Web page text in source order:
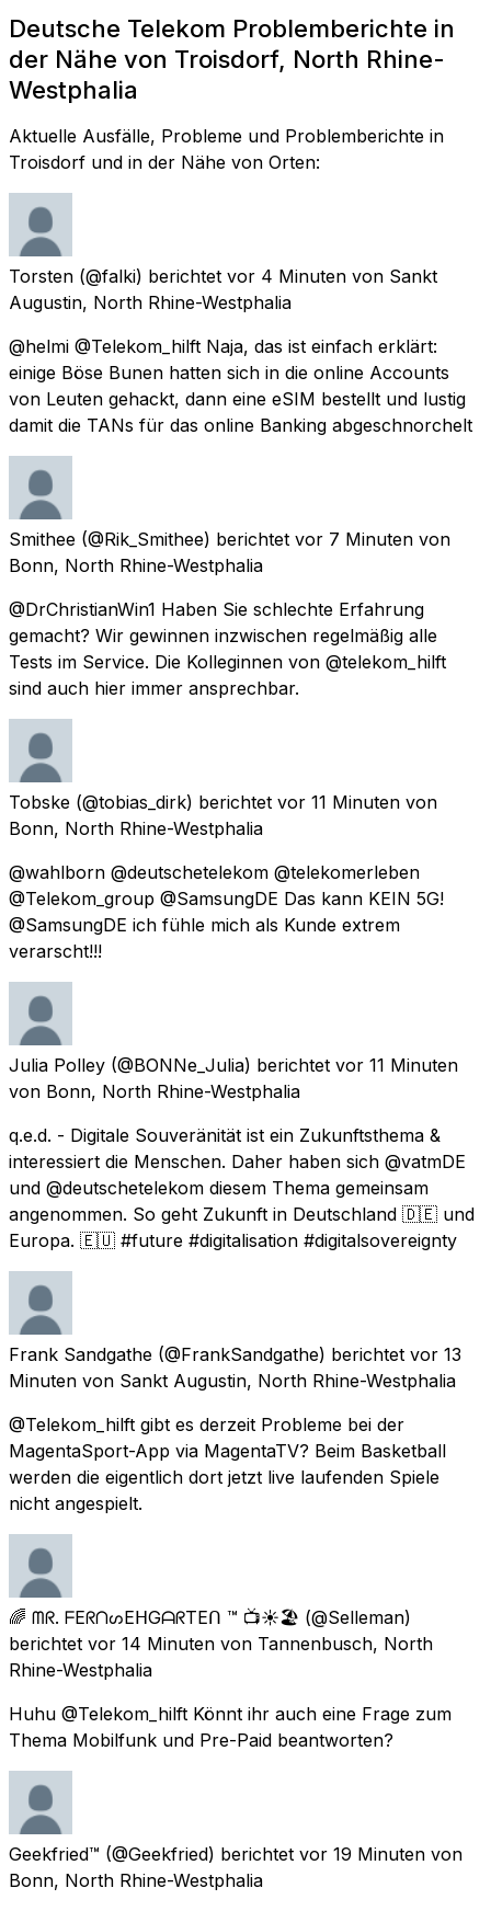
Deutsche Telekom Problemberichte in
der Nähe von Troisdorf, North Rhine-
Westphalia
Aktuelle Ausfälle, Probleme und Problemberichte in
Troisdorf und in der Nähe von Orten:
Torsten (@falki) berichtet vor 4 Minuten von Sankt
Augustin, North Rhine-Westphalia
@helmi @Telekom_hilft Naja, das ist einfach erklärt:
einige Böse Bunen hatten sich in die online Accounts
von Leuten gehackt, dann eine eSIM bestellt und lustig
damit die TANs für das online Banking abgeschnorchelt
Smithee (@Rik_Smithee) berichtet vor 7 Minuten von
Bonn, North Rhine-Westphalia
@DrChristianWin1 Haben Sie schlechte Erfahrung
gemacht? Wir gewinnen inzwischen regelmäßig alle
Tests im Service. Die Kolleginnen von @telekom_hilft
sind auch hier immer ansprechbar.
Tobske (@tobias_dirk) berichtet vor 11 Minuten von
Bonn, North Rhine-Westphalia
@wahlborn @deutschetelekom @telekomerleben
@Telekom_group @SamsungDE Das kann KEIN 5G!
@SamsungDE ich fühle mich als Kunde extrem
verarscht!!!
Julia Polley (@BONNe_Julia) berichtet vor 11 Minuten
von Bonn, North Rhine-Westphalia
q.e.d. - Digitale Souveränität ist ein Zukunftsthema &
interessiert die Menschen. Daher haben sich @vatmDE
und @deutschetelekom diesem Thema gemeinsam
angenommen. So geht Zukunft in Deutschland 🇩🇪 und
Europa. 🇪🇺 #future #digitalisation #digitalsovereignty
Frank Sandgathe (@FrankSandgathe) berichtet vor 13
Minuten von Sankt Augustin, North Rhine-Westphalia
@Telekom_hilft gibt es derzeit Probleme bei der
MagentaSport-App via MagentaTV? Beim Basketball
werden die eigentlich dort jetzt live laufenden Spiele
nicht angespielt.
🌈 ᗰᖇ. ᖴEᖇᑎᔕEᕼGᗩᖇTEᑎ ™ 📺☀️🏖️ (@Selleman)
berichtet vor 14 Minuten von Tannenbusch, North
Rhine-Westphalia
Huhu @Telekom_hilft Könnt ihr auch eine Frage zum
Thema Mobilfunk und Pre-Paid beantworten?
Geekfried™ (@Geekfried) berichtet vor 19 Minuten von
Bonn, North Rhine-Westphalia